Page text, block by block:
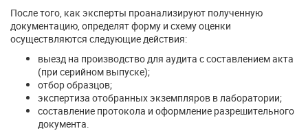
После того, как эксперты проанализируют полученную
документацию, определят форму и схему оценки
осуществляются следующие действия:
выезд на производство для аудита с составлением акта
(при серийном выпуске);
отбор образцов;
экспертиза отобранных экземпляров в лаборатории;
составление протокола и оформление разрешительного
документа.